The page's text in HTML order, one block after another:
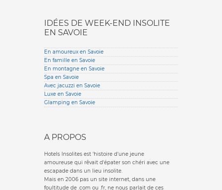
IDÉES DE WEEK-END INSOLITE
EN SAVOIE
En amoureux en Savoie
En famille en Savoie
En montagne en Savoie
Spa en Savoie
Avec jacuzzi en Savoie
Luxe en Savoie
Glamping en Savoie
A PROPOS
Hotels Insolites est 'histoire d'une jeune
amoureuse qui rêvait d'épater son chéri avec une
escapade dans un lieu insolite.
Mais en 2006 pas un site internet, dans une
foultitude de .com ou .fr, ne nous parlait de ces